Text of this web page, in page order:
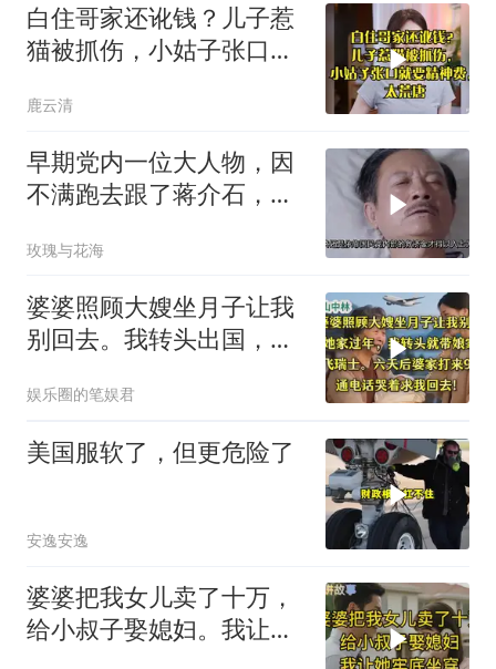
白住哥家还讹钱？儿子惹
猫被抓伤，小姑子张口就
鹿云清
早期党内一位大人物，因
不满跑去跟了蒋介石，不
玫瑰与花海
婆婆照顾大嫂坐月子让我
别回去。我转头出国，婆
娱乐圈的笔娱君
美国服软了，但更危险了
安逸安逸
婆婆把我女儿卖了十万，
给小叔子娶媳妇。我让她